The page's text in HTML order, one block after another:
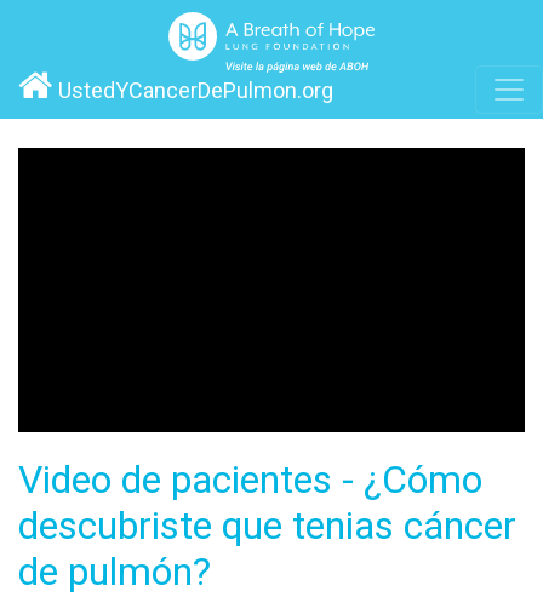
UstedYCancerDePulmon.org
Video de pacientes - ¿Cómo
descubriste que tenias cáncer
de pulmón?